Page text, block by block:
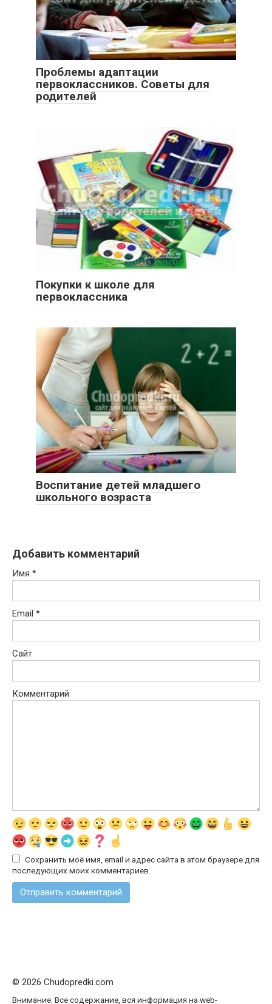
Проблемы адаптации
первоклассников. Советы для
родителей
Покупки к школе для
первоклассника
Воспитание детей младшего
школьного возраста
Добавить комментарий
Имя *
Email *
Сайт
Комментарий
Сохранить моё имя, email и адрес сайта в этом браузере для
последующих моих комментариев.
© 2026 Chudopredki.com
Внимание: Все содержание, вся информация на web-